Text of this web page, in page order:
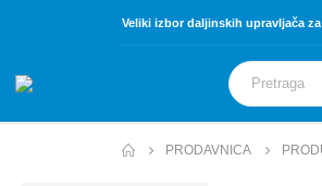
Veliki izbor daljinskih upravljača
PRODAVNICA